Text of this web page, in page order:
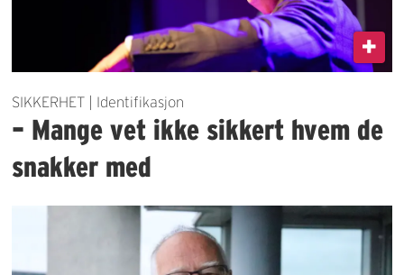
SIKKERHET | Identifikasjon
– Mange vet ikke sikkert hvem de
snakker med